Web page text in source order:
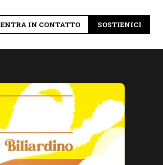
ENTRA IN CONTATTO SOSTIENICI